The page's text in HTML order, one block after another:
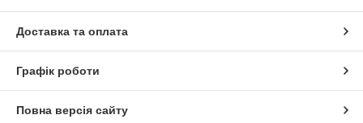
Доставка та оплата
Графік роботи
Повна версія сайту